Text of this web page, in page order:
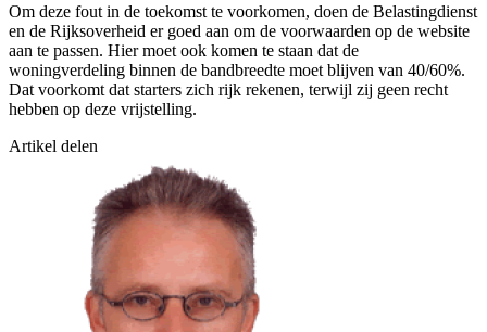
Om deze fout in de toekomst te voorkomen, doen de Belastingdienst
en de Rijksoverheid er goed aan om de voorwaarden op de website
aan te passen. Hier moet ook komen te staan dat de
woningverdeling binnen de bandbreedte moet blijven van 40/60%.
Dat voorkomt dat starters zich rijk rekenen, terwijl zij geen recht
hebben op deze vrijstelling.
Artikel delen